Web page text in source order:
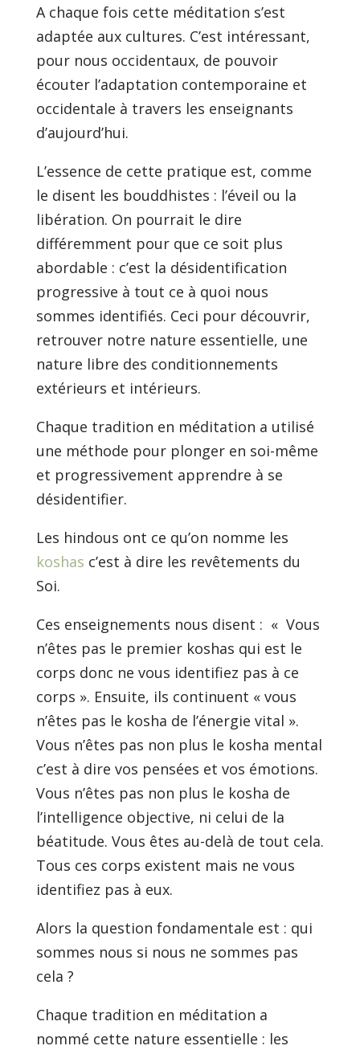
A chaque fois cette méditation s’est
adaptée aux cultures. C’est intéressant,
pour nous occidentaux, de pouvoir
écouter l’adaptation contemporaine et
occidentale à travers les enseignants
d’aujourd’hui.
L’essence de cette pratique est, comme
le disent les bouddhistes : l’éveil ou la
libération. On pourrait le dire
différemment pour que ce soit plus
abordable : c’est la désidentification
progressive à tout ce à quoi nous
sommes identifiés. Ceci pour découvrir,
retrouver notre nature essentielle, une
nature libre des conditionnements
extérieurs et intérieurs.
Chaque tradition en méditation a utilisé
une méthode pour plonger en soi-même
et progressivement apprendre à se
désidentifier.
Les hindous ont ce qu’on nomme les
koshas c’est à dire les revêtements du
Soi.
Ces enseignements nous disent : « Vous
n’êtes pas le premier koshas qui est le
corps donc ne vous identifiez pas à ce
corps ». Ensuite, ils continuent « vous
n’êtes pas le kosha de l’énergie vital ».
Vous n’êtes pas non plus le kosha mental
c’est à dire vos pensées et vos émotions.
Vous n’êtes pas non plus le kosha de
l’intelligence objective, ni celui de la
béatitude. Vous êtes au-delà de tout cela.
Tous ces corps existent mais ne vous
identifiez pas à eux.
Alors la question fondamentale est : qui
sommes nous si nous ne sommes pas
cela ?
Chaque tradition en méditation a
nommé cette nature essentielle : les